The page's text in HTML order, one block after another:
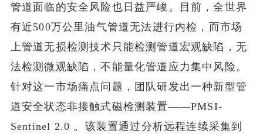
管道面临的安全风险也日益严峻。目前，全世界
有近500万公里油气管道无法进行内检，而市场
上管道无损检测技术只能检测管道宏观缺陷，无
法检测微观缺陷，不能量化管道应力集中风险。
针对这一市场痛点问题，团队研发出一种新型管
道安全状态非接触式磁检测装置——PMSI-
Sentinel 2.0 。该装置通过分析远程连续采集到